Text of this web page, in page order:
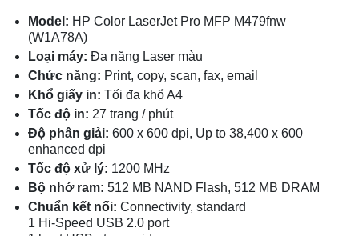
Model: HP Color LaserJet Pro MFP M479fnw
(W1A78A)
Loại máy: Đa năng Laser màu
Chức năng: Print, copy, scan, fax, email
Khổ giấy in: Tối đa khổ A4
Tốc độ in: 27 trang / phút
Độ phân giải: 600 x 600 dpi, Up to 38,400 x 600
enhanced dpi
Tốc độ xử lý: 1200 MHz
Bộ nhớ ram: 512 MB NAND Flash, 512 MB DRAM
Chuẩn kết nối: Connectivity, standard
1 Hi-Speed USB 2.0 port